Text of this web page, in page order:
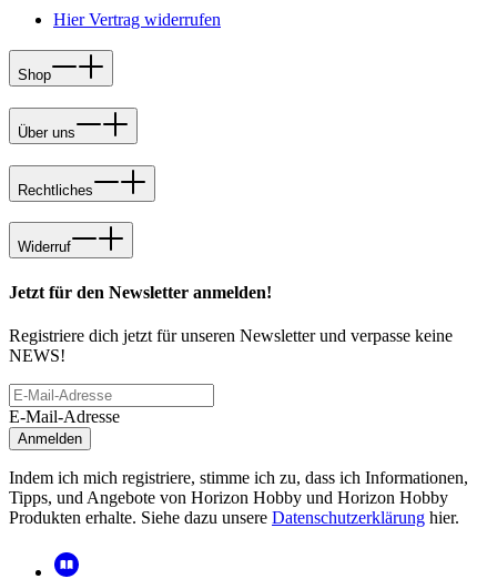
Hier Vertrag widerrufen
Shop
Über uns
Rechtliches
Widerruf
Jetzt für den Newsletter anmelden!
Registriere dich jetzt für unseren Newsletter und verpasse keine
NEWS!
E-Mail-Adresse
Anmelden
Indem ich mich registriere, stimme ich zu, dass ich Informationen,
Tipps, und Angebote von Horizon Hobby und Horizon Hobby
Produkten erhalte. Siehe dazu unsere Datenschutzerklärung hier.